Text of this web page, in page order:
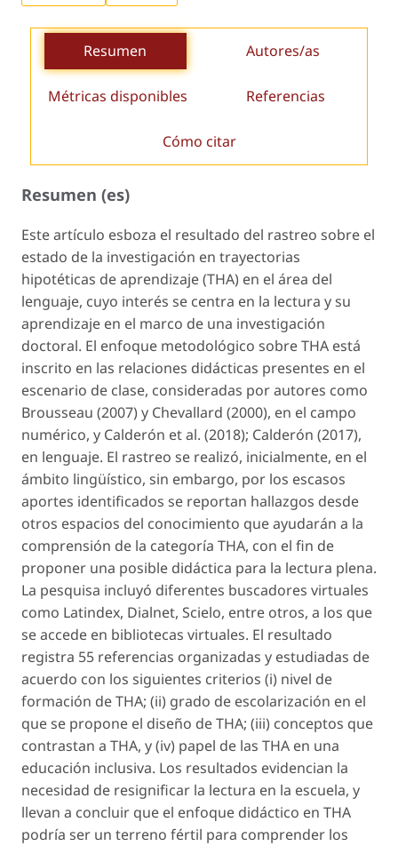
Resumen Autores/as
Métricas disponibles Referencias
Cómo citar
Resumen (es)
Este artículo esboza el resultado del rastreo sobre el
estado de la investigación en trayectorias
hipotéticas de aprendizaje(THA) en el área del
lenguaje, cuyo interés se centra en la lectura y su
aprendizaje en el marco de una investigación
doctoral. El enfoque metodológico sobre THA está
inscrito en las relaciones didácticas presentes en el
escenario de clase, consideradas por autores como
Brousseau (2007) y Chevallard (2000), en el campo
numérico, y Calderón et al. (2018); Calderón (2017),
en lenguaje. El rastreo se realizó, inicialmente, en el
ámbito lingüístico, sin embargo, por los escasos
aportes identificados se reportan hallazgos desde
otros espacios del conocimiento que ayudarán a la
comprensión de la categoría THA, con el fin de
proponer una posible didáctica para la lectura plena.
La pesquisa incluyó diferentes buscadores virtuales
como Latindex, Dialnet, Scielo, entre otros, a los que
se accede en bibliotecas virtuales. El resultado
registra 55 referencias organizadas y estudiadas de
acuerdo con los siguientes criterios (i) nivel de
formación de THA; (ii) grado de escolarización en el
que se propone el diseño de THA; (iii) conceptos que
contrastan a THA, y (iv) papel de las THA en una
educación inclusiva. Los resultados evidencian la
necesidad de resignificar la lectura en la escuela, y
llevan a concluir que el enfoque didáctico en THA
podría ser un terreno fértil para comprender los